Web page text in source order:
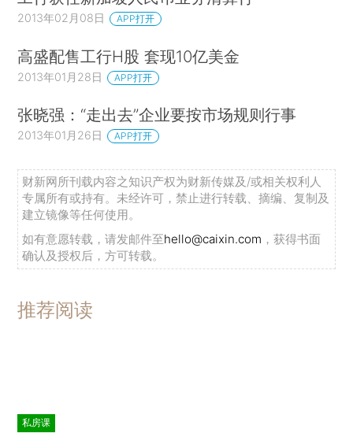
2013年02月08日 APP打开
高盛配售工行H股 套现10亿美金
2013年01月28日 APP打开
张晓强：“走出去”企业要按市场规则行事
2013年01月26日 APP打开
财新网所刊载内容之知识产权为财新传媒及/或相关权利人
专属所有或持有。未经许可，禁止进行转载、摘编、复制及
建立镜像等任何使用。
如有意愿转载，请发邮件至hello@caixin.com ，获得书面
确认及授权后，方可转载。
推荐阅读
私房课